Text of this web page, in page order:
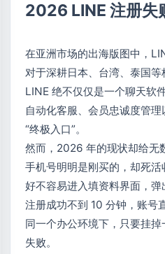
2026 LINE 注册失
在亚洲市场的出海版图中，
对于深耕日本、台湾、泰国等
LINE 绝不仅仅是一个聊天软
自动化客服、会员忠诚度管
“终极入口”。
然而，2026 年的现状却给无
手机号明明是刚买的，却死活
好不容易进入填资料界面，弹
注册成功不到 10 分钟，账号
同一个办公环境下，只要挂掉
失败。